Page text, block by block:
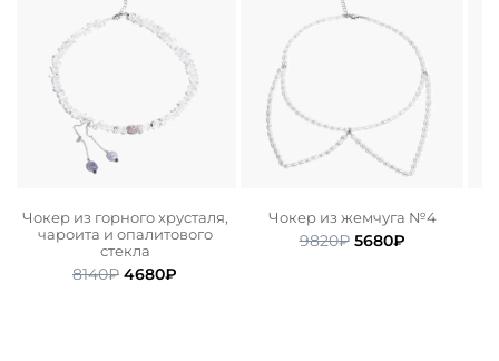
Чокер из горного хрусталя,
чароита и опалитового
стекла
8140₽ Первоначальная
4680₽
Чокер из жемчуга №4
9820₽ Первоначальная
5680₽Текущая